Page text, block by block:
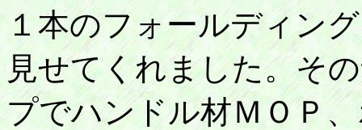
１本のフォールディン
見せてくれました。そ
プでハンドル材ＭＯＰ